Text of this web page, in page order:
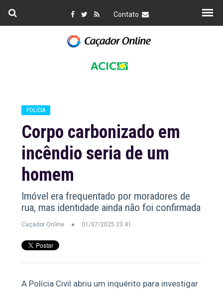
Contato
POLÍCIA
Corpo carbonizado em
incêndio seria de um
homem
Imóvel era frequentado por moradores de
rua, mas identidade ainda não foi confirmada
Caçador Online 01/07/2025 23:41
A Polícia Civil abriu um inquérito para investigar